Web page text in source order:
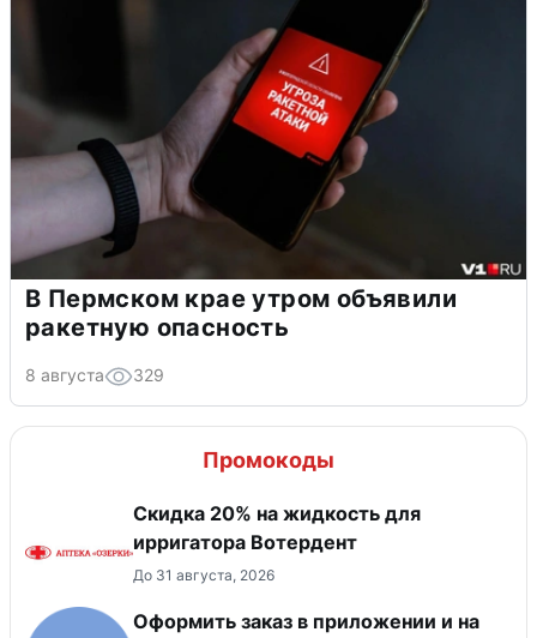
В Пермском крае утром объявили
ракетную опасность
8 августа 329
Промокоды
Скидка 20% на жидкость для
ирригатора Вотердент
До 31 августа, 2026
Оформить заказ в приложении и на